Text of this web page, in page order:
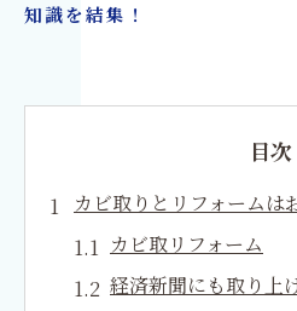
知識を結集！
目次
カビ取りとリフォームは
カビ取リフォーム
経済新聞にも取り上